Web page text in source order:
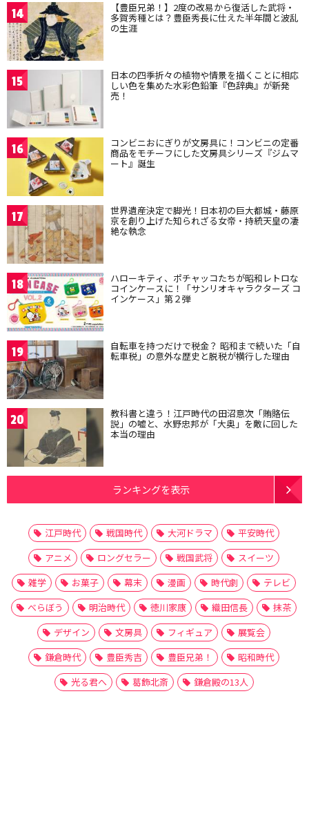
14 【豊臣兄弟！】2度の改易から復活した武将・
多賀秀種とは？豊臣秀長に仕えた半年間と波乱
の生涯
15 日本の四季折々の植物や情景を描くことに相応
しい色を集めた水彩色鉛筆『色辞典』が新発
売！
16 コンビニおにぎりが文房具に！コンビニの定番
商品をモチーフにした文房具シリーズ『ジムマ
ート』誕生
17 世界遺産決定で脚光！日本初の巨大都城・藤原
京を創り上げた知られざる女帝・持統天皇の凄
絶な執念
18 ハローキティ、ポチャッコたちが昭和レトロな
コインケースに！「サンリオキャラクターズ コ
インケース」第２弾
19 自転車を持つだけで税金？ 昭和まで続いた「自
転車税」の意外な歴史と脱税が横行した理由
20 教科書と違う！江戸時代の田沼意次「賄賂伝
説」の嘘と、水野忠邦が「大奥」を敵に回した
本当の理由
ランキングを表示
江戸時代 戦国時代 大河ドラマ
平安時代
アニメ
ロングセラー 戦国武将
スイーツ
雑学
お菓子 幕末 漫画 時代劇
テレビ
べらぼう
明治時代 徳川家康 織田信長
抹茶
デザイン
文房具 フィギュア
展覧会
鎌倉時代
豊臣秀吉 豊臣兄弟！
昭和時代
光る君へ
葛飾北斎 鎌倉殿の13人